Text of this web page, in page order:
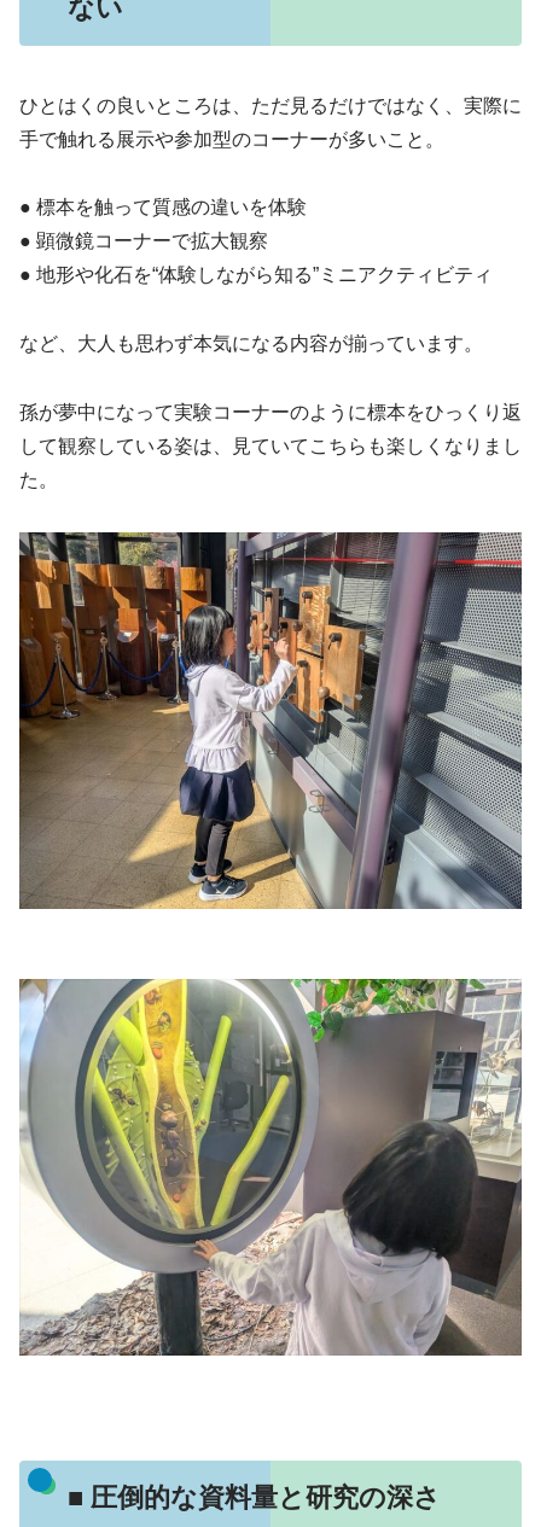
ない
ひとはくの良いところは、ただ見るだけではなく、実際に
手で触れる展示や参加型のコーナーが多いこと。
● 標本を触って質感の違いを体験
● 顕微鏡コーナーで拡大観察
● 地形や化石を“体験しながら知る”ミニアクティビティ
など、大人も思わず本気になる内容が揃っています。
孫が夢中になって実験コーナーのように標本をひっくり返
して観察している姿は、見ていてこちらも楽しくなりまし
た。
■ 圧倒的な資料量と研究の深さ